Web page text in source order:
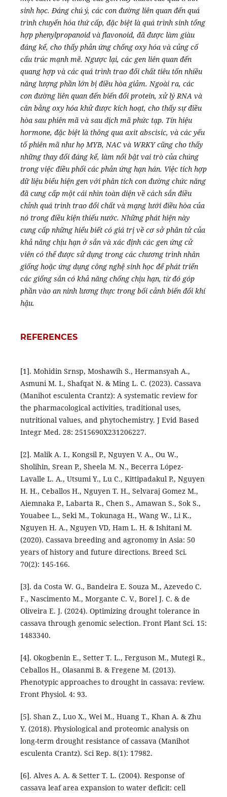
sinh học. Đáng chú ý, các con đường liên quan đến quá
trình chuyển hóa thứ cấp, đặc biệt là quá trình sinh tổng
hợp phenylpropanoid và flavonoid, đã được làm giàu
đáng kể, cho thấy phản ứng chống oxy hóa và củng cố
cấu trúc mạnh mẽ. Ngược lại, các gen liên quan đến
quang hợp và các quá trình trao đổi chất tiêu tốn nhiều
năng lượng phần lớn bị điều hòa giảm. Ngoài ra, các
con đường liên quan đến biến đổi protein, xử lý RNA và
cân bằng oxy hóa khử được kích hoạt, cho thấy sự điều
hòa sau phiên mã và sau dịch mã phức tạp. Tín hiệu
hormone, đặc biệt là thông qua axit abscisic, và các yếu
tố phiên mã như họ MYB, NAC và WRKY cũng cho thấy
những thay đổi đáng kể, làm nổi bật vai trò của chúng
trong việc điều phối các phản ứng hạn hán. Việc tích hợp
dữ liệu biểu hiện gen với phân tích con đường chức năng
đã cung cấp một cái nhìn toàn diện về cách sắn điều
chỉnh quá trình trao đổi chất và mạng lưới điều hòa của
nó trong điều kiện thiếu nước. Những phát hiện này
cung cấp những hiểu biết có giá trị về cơ sở phân tử của
khả năng chịu hạn ở sắn và xác định các gen ứng cử
viên có thể được sử dụng trong các chương trình nhân
giống hoặc ứng dụng công nghệ sinh học để phát triển
các giống sắn có khả năng chống chịu hạn, từ đó góp
phần vào an ninh lương thực trong bối cảnh biến đổi khí
hậu.
REFERENCES
[1]. Mohidin Srnsp, Moshawih S., Hermansyah A.,
Asmuni M. I., Shafqat N. & Ming L. C. (2023). Cassava
(Manihot esculenta Crantz): A systematic review for
the pharmacological activities, traditional uses,
nutritional values, and phytochemistry. J Evid Based
Integr Med. 28: 2515690X231206227.
[2]. Malik A. I., Kongsil P., Nguyen V. A., Ou W.,
Sholihin, Srean P., Sheela M. N., Becerra López-
Lavalle L. A., Utsumi Y., Lu C., Kittipadakul P., Nguyen
H. H., Ceballos H., Nguyen T. H., Selvaraj Gomez M.,
Aiemnaka P., Labarta R., Chen S., Amawan S., Sok S.,
Youabee L., Seki M., Tokunaga H., Wang W., Li K.,
Nguyen H. A., Nguyen VD, Ham L. H. & Ishitani M.
(2020). Cassava breeding and agronomy in Asia: 50
years of history and future directions. Breed Sci.
70(2): 145-166.
[3]. da Costa W. G., Bandeira E. Souza M., Azevedo C.
F., Nascimento M., Morgante C. V., Borel J. C. & de
Oliveira E. J. (2024). Optimizing drought tolerance in
cassava through genomic selection. Front Plant Sci. 15:
1483340.
[4]. Okogbenin E., Setter T. L., Ferguson M., Mutegi R.,
Ceballos H., Olasanmi B. & Fregene M. (2013).
Phenotypic approaches to drought in cassava: review.
Front Physiol. 4: 93.
[5]. Shan Z., Luo X., Wei M., Huang T., Khan A. & Zhu
Y. (2018). Physiological and proteomic analysis on
long-term drought resistance of cassava (Manihot
esculenta Crantz). Sci Rep. 8(1): 17982.
[6]. Alves A. A. & Setter T. L. (2004). Response of
cassava leaf area expansion to water deficit: cell